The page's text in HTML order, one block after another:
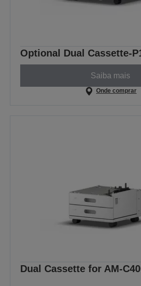
Optional Dual Cassette-
Saiba mais
Onde comprar
Dual Cassette for AM-